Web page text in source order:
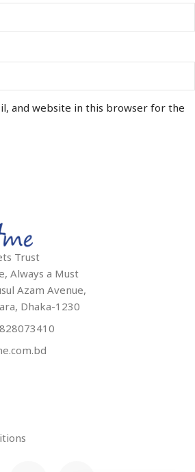
and website in this browser for the
Trust
Always a Must
Azam Avenue,
Dhaka-1230